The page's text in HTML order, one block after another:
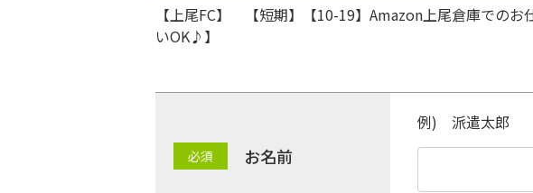
【上尾FC】 【短期】【10-19】Amazon上尾倉庫での
いOK♪】
お名前
例) 派遣太郎